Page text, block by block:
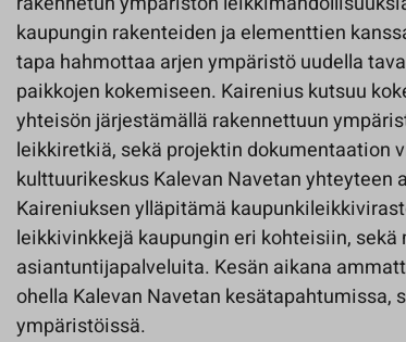
kaupungin rakenteiden ja elementtien
tapa hahmottaa arjen ympäristö uudella
paikkojen kokemiseen. Kairenius kutsuu
yhteisön järjestämällä rakennettuun
leikkiretkiä, sekä projektin dokumentaation
kulttuurikeskus Kalevan Navetan yhteyteen
Kaireniuksen ylläpitämä
leikkivinkkejä kaupungin eri kohteisiin,
asiantuntijapalveluita. Kesän aikana
ohella Kalevan Navetan kesätapahtumissa,
ympäristöissä.